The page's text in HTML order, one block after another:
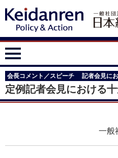
会長コメント／スピーチ 記者会見に
定例記者会見における
一般